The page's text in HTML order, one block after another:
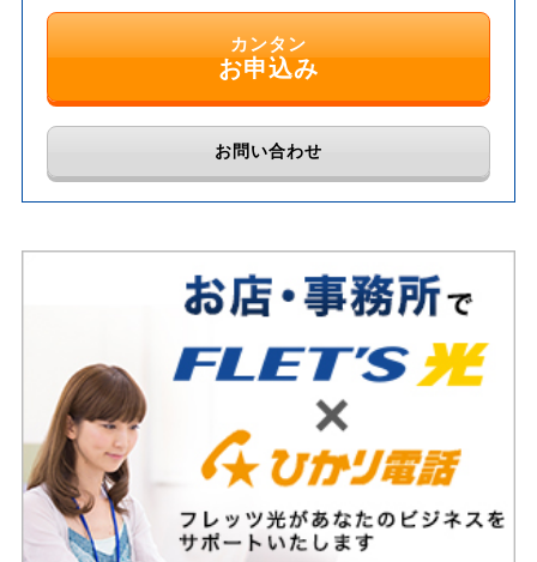
カンタン
お申込み
お問い合わせ